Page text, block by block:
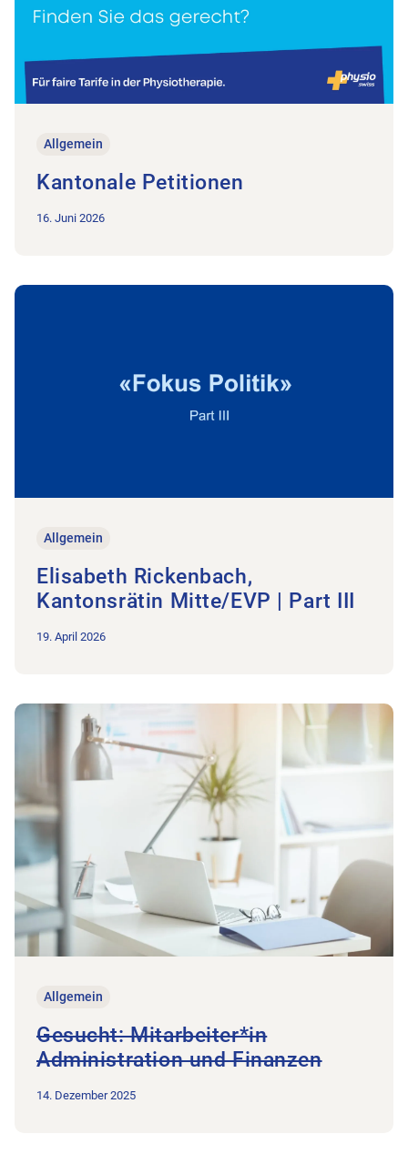
Allgemein
Kantonale Petitionen
16. Juni 2026
Allgemein
Elisabeth Rickenbach,
Kantonsrätin Mitte/EVP | Part III
19. April 2026
Zum Beitrag Elisabeth Rickenbach, Kantonsrätin Mitte/EVP |
Allgemein
Gesucht: Mitarbeiter*in
Administration und Finanzen
14. Dezember 2025
Zum Beitrag Gesucht: Mitarbeiter*in Administration und